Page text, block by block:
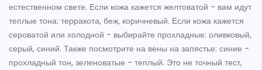
естественном свете. Если кожа кажется желтоватой - вам идут
теплые тона: терракота, беж, коричневый. Если кожа кажется
сероватой или холодной - выбирайте прохладные: оливковый,
серый, синий. Также посмотрите на вены на запястье: синие -
прохладный тон, зеленоватые - теплый. Это не точный тест,